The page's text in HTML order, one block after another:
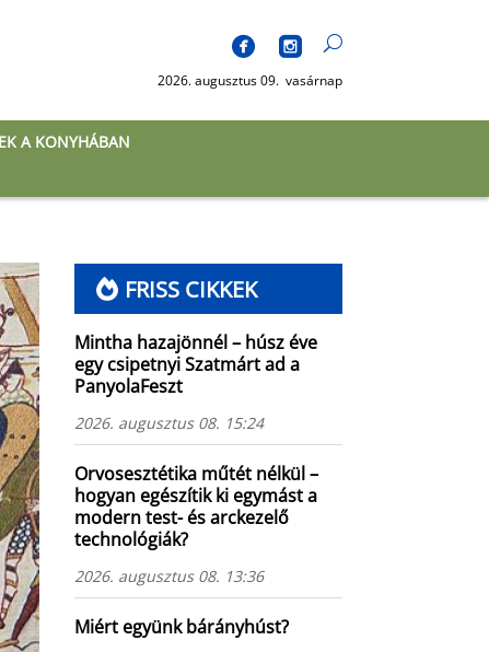
2026. augusztus 09. vasárnap
A KONYHÁBAN
FRISS CIKKEK
Mintha hazajönnél – húsz éve
egy csipetnyi Szatmárt ad a
PanyolaFeszt
2026. augusztus 08. 15:24
Orvosesztétika műtét nélkül –
hogyan egészítik ki egymást a
modern test- és arckezelő
technológiák?
2026. augusztus 08. 13:36
Miért együnk bárányhúst?